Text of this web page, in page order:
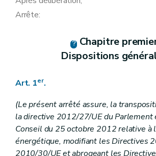
Art. 34
Art. 35
Art. 35bis
Art. 37
Section 3
37
bis
Art.37bis /1
Section 3 ter (Section 3ter. Contestation auprès du Service régional de
Art. 37 ter
Section 4 Fourniture minimale garantie
Sous-section première Fourniture
Arrête:
Chapitre
Dispositions
Art. 1er.
(Le présent arrêté assure, la
la directive 2012/27/UE du Parlement
Conseil du 25 octobre 2012 relative à
énergétique, modifiant les Directives
2010/30/UE et abrogeant les